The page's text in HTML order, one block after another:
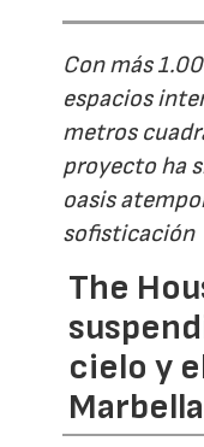
Con más
espacios
metros
proyecto ha
oasis
sofisticación
The
cielo y
Marbella